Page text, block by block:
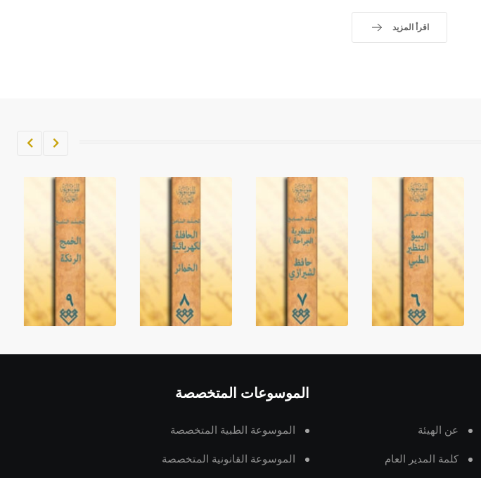
اقرأ المزيد
عن الهيئة
كلمة المدير العام
الموسوعات المتخصصة
الموسوعة الطبية المتخصصة
الموسوعة القانونية المتخصصة